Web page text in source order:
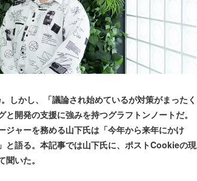
かし、「議論され始めているが対策がまったく
開発の支援に強みを持つグラフトンノートだ。
ジャーを務める山下氏は「今年から来年にかけ
と語る。本記事では山下氏に、ポストCookieの現
いた。